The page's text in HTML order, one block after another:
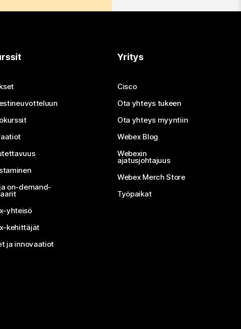
on-demand-
yhteisö
kehittäjät
ja innovaatiot
Yritys
Cisco
Ota yhteys tukeen
Ota yhteys myyntiin
Webex Blog
Webexin
ajatusjohtajuus
Webex Merch Store
Työpaikat